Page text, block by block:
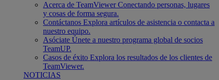
Acerca de TeamViewer Conectando personas, lugares
y cosas de forma segura.
Contáctanos Explora artículos de asistencia o contacta a
nuestro equipo.
Asóciate Únete a nuestro programa global de socios
TeamUP.
Casos de éxito Explora los resultados de los clientes de
TeamViewer.
NOTICIAS